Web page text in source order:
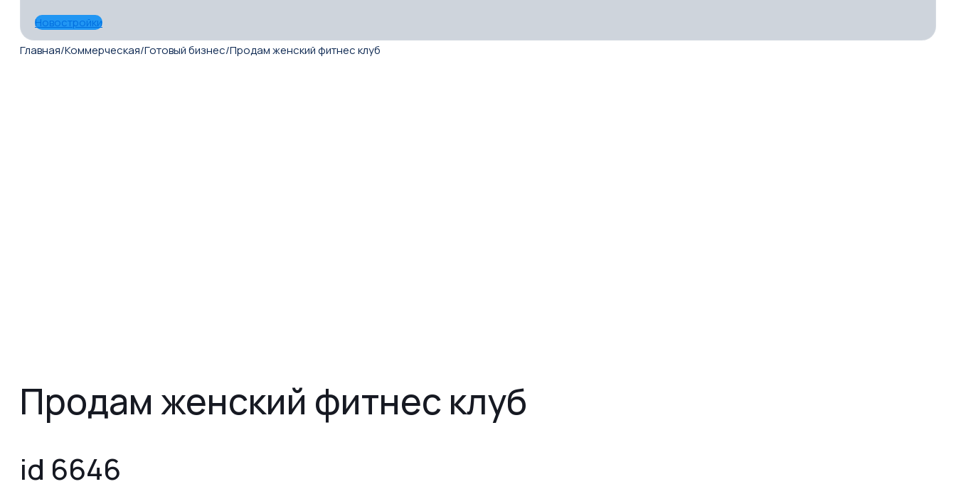
Новостройки
Главная/Коммерческая/Готовый бизнес/Продам женский фитнес клуб
Продам женский фитнес клуб
id 6646